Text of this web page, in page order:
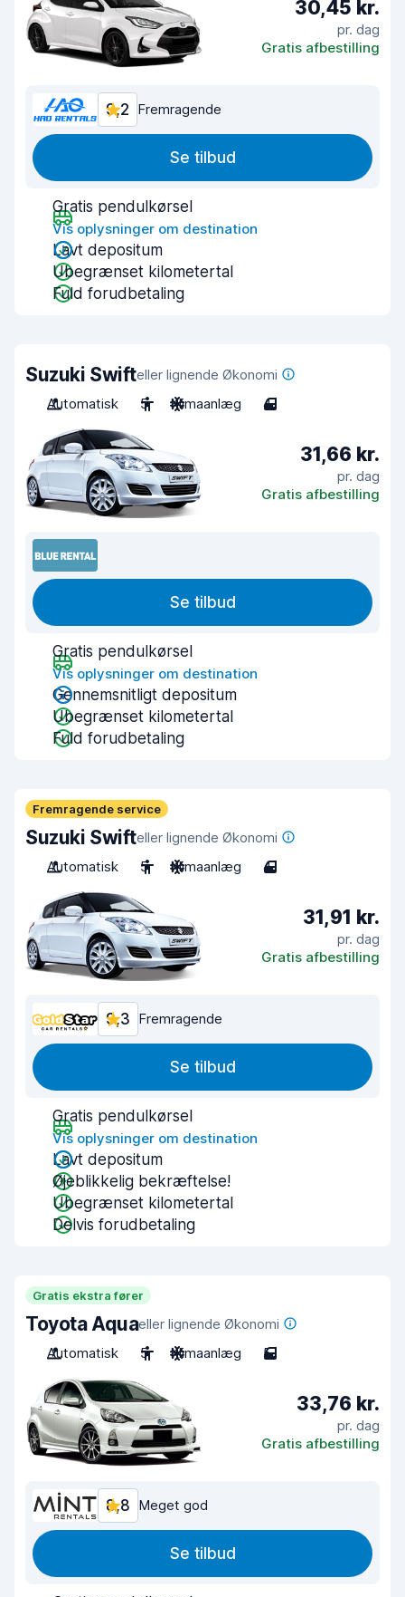
30,45 kr.
pr. dag
Gratis afbestilling
9,2 Fremragende
Se tilbud
Gratis pendulkørsel
Vis oplysninger om destination
Lavt depositum
Ubegrænset kilometertal
Fuld forudbetaling
Suzuki Swifteller lignende Økonomi
Automatisk
5 Klimaanlæg 4
31,66 kr.
pr. dag
Gratis afbestilling
Se tilbud
Gratis pendulkørsel
Vis oplysninger om destination
Gennemsnitligt depositum
Ubegrænset kilometertal
Fuld forudbetaling
Fremragende service
Suzuki Swifteller lignende Økonomi
Automatisk
5 Klimaanlæg 4
31,91 kr.
pr. dag
Gratis afbestilling
9,3 Fremragende
Se tilbud
Gratis pendulkørsel
Vis oplysninger om destination
Lavt depositum
Øjeblikkelig bekræftelse!
Ubegrænset kilometertal
Delvis forudbetaling
Gratis ekstra fører
Toyota Aquaeller lignende Økonomi
Automatisk
5 Klimaanlæg 5
33,76 kr.
pr. dag
Gratis afbestilling
8,8 Meget god
Se tilbud